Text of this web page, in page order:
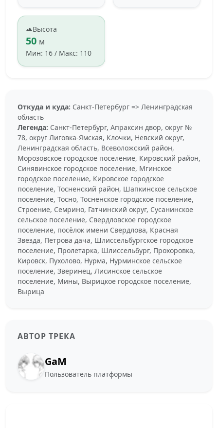
Высота
50 м
Мин: 16 / Макс: 110
Откуда и куда: Санкт-Петербург => Ленинградская
область
Легенда: Санкт-Петербург, Апраксин двор, округ №
78, округ Лиговка-Ямская, Клочки, Невский округ,
Ленинградская область, Всеволожский район,
Морозовское городское поселение, Кировский район,
Синявинское городское поселение, Мгинское
городское поселение, Кировское городское
поселение, Тосненский район, Шапкинское сельское
поселение, Тосно, Тосненское городское поселение,
Строение, Семрино, Гатчинский округ, Сусанинское
сельское поселение, Свердловское городское
поселение, посёлок имени Свердлова, Красная
Звезда, Петрова дача, Шлиссельбургское городское
поселение, Пролетарка, Шлиссельбург, Прохоровка,
Кировск, Пухолово, Нурма, Нурминское сельское
поселение, Зверинец, Лисинское сельское
поселение, Мины, Вырицкое городское поселение,
Вырица
АВТОР ТРЕКА
GaM
Пользователь платформы